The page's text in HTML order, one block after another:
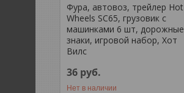
Фура, автовоз, трейлер Hot
Wheels SC65, грузовик с
машинками 6 шт, дорожные
знаки, игровой набор, Хот
Вилс
36 руб.
Нет в наличии